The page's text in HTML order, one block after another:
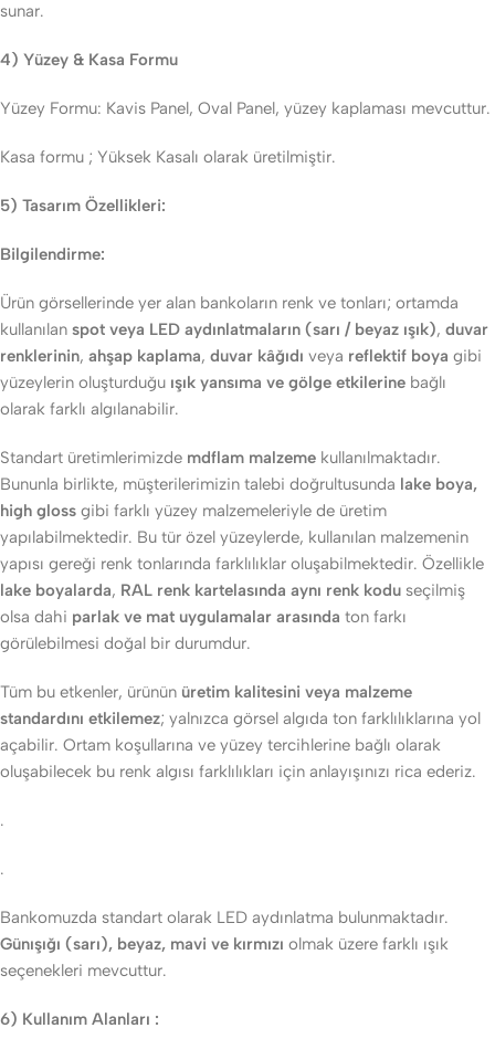
sunar.
4) Yüzey & Kasa Formu
Yüzey Formu: Kavis Panel, Oval Panel, yüzey kaplaması mevcuttur.
Kasa formu ; Yüksek Kasalı olarak üretilmiştir.
5) Tasarım Özellikleri:
Bilgilendirme:
Ürün görsellerinde yer alan bankoların renk ve tonları; ortamda
kullanılan spot veya LED aydınlatmaların (sarı / beyaz ışık), duvar
renklerinin, ahşap kaplama, duvar kâğıdı veya reflektif boya gibi
yüzeylerin oluşturduğu ışık yansıma ve gölge etkilerine bağlı
olarak farklı algılanabilir.
Standart üretimlerimizde mdflam malzeme kullanılmaktadır.
Bununla birlikte, müşterilerimizin talebi doğrultusunda lake boya,
high gloss gibi farklı yüzey malzemeleriyle de üretim
yapılabilmektedir. Bu tür özel yüzeylerde, kullanılan malzemenin
yapısı gereği renk tonlarında farklılıklar oluşabilmektedir. Özellikle
lake boyalarda, RAL renk kartelasında aynı renk kodu seçilmiş
olsa dahi parlak ve mat uygulamalar arasında ton farkı
görülebilmesi doğal bir durumdur.
Tüm bu etkenler, ürünün üretim kalitesini veya malzeme
standardını etkilemez; yalnızca görsel algıda ton farklılıklarına yol
açabilir. Ortam koşullarına ve yüzey tercihlerine bağlı olarak
oluşabilecek bu renk algısı farklılıkları için anlayışınızı rica ederiz.
.
.
Bankomuzda standart olarak LED aydınlatma bulunmaktadır.
Günışığı (sarı), beyaz, mavi ve kırmızı olmak üzere farklı ışık
seçenekleri mevcuttur.
6) Kullanım Alanları :